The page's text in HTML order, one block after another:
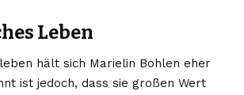
Leben
hält sich Marielin Bohlen eher
ist jedoch, dass sie großen Wert